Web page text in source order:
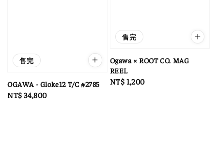
售完
OGAWA - Gloke12 T/C #2785
Regular
NT$ 34,800
售完
Ogawa × ROOT CO. MAG
REEL
Regular
NT$ 1,200